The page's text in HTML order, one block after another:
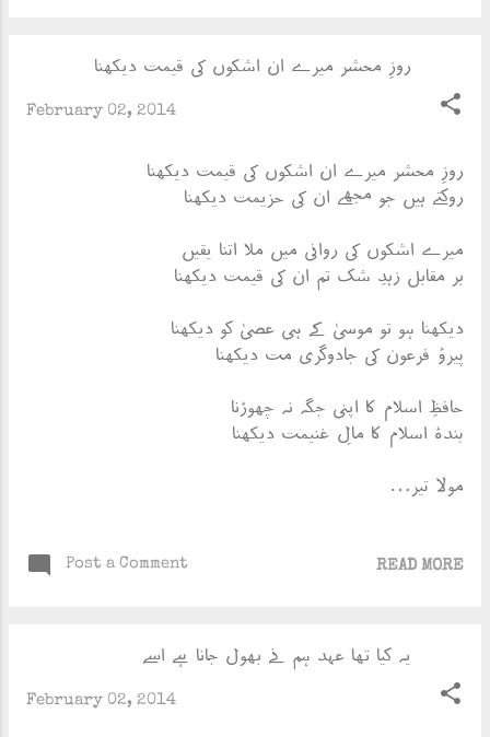
روزِ محشر میرے ان اشکوں کی قیمت دیکھنا
February 02, 2014
روزِ محشر میرے ان اشکوں کی قیمت دیکھنا
روکتے ہیں جو مجھے ان کی حزیمت دیکھنا
میرے اشکوں کی روانی میں ملا اتنا یقیں
بر مقابل زہدِ شک تم ان کی قیمت دیکھنا
دیکھنا ہو تو موسیٰ کے ہی عصیٰ کو دیکھنا
پیرؤ فرعون کی جادوگری مت دیکھنا
حافظِ اسلام کا اپنی جگہ نہ چھوڑنا
بندۂ اسلام کا مالِ غنیمت دیکھنا
مولا تیر…
Post a Comment READ MORE
یہ کیا تھا عہد ہم نے بھول جانا ہے اسے
February 02, 2014